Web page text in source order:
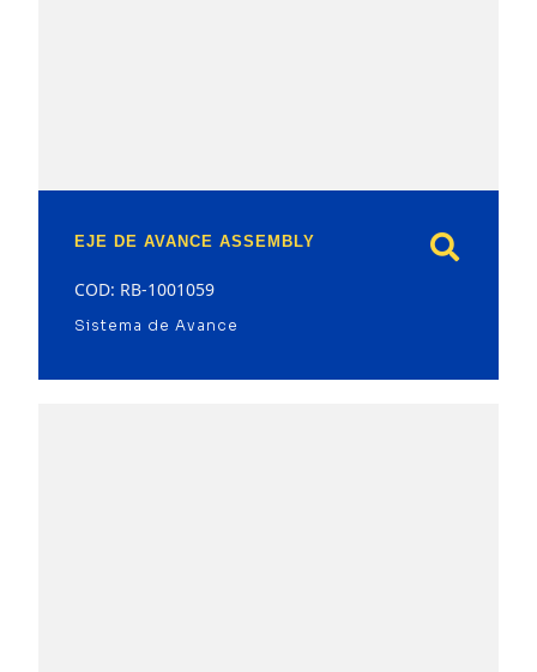
EJE DE AVANCE ASSEMBLY
COD: RB-1001059
Sistema de Avance